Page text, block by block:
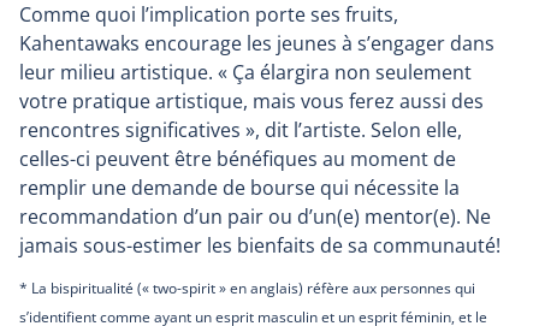
Comme quoi l’implication porte ses fruits,
Kahentawaks encourage les jeunes à s’engager dans
leur milieu artistique. « Ça élargira non seulement
votre pratique artistique, mais vous ferez aussi des
rencontres significatives », dit l’artiste. Selon elle,
celles-ci peuvent être bénéfiques au moment de
remplir une demande de bourse qui nécessite la
recommandation d’un pair ou d’un(e) mentor(e). Ne
jamais sous-estimer les bienfaits de sa communauté!
* La bispiritualité (« two-spirit » en anglais) réfère aux personnes qui
s’identifient comme ayant un esprit masculin et un esprit féminin, et le